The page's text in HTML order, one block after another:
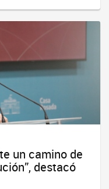
un camino de
destacó